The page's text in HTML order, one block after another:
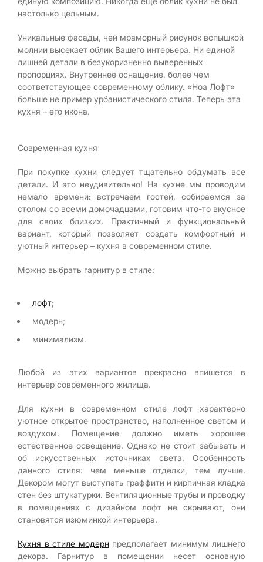
настолько цельным.
Уникальные фасады, чей мраморный рисунок вспышкой
молнии высекает облик Вашего интерьера. Ни единой
лишней детали в безукоризненно выверенных
пропорциях. Внутреннее оснащение, более чем
соответствующее современному облику. «Ноа Лофт»
больше не пример урбанистического стиля. Теперь эта
кухня – его икона.
Современная кухня
При покупке кухни следует тщательно обдумать все
детали. И это неудивительно! На кухне мы проводим
немало времени: встречаем гостей, собираемся за
столом со всеми домочадцами, готовим что-то вкусное
для своих близких. Практичный и функциональный
вариант, который позволяет создать комфортный и
уютный интерьер – кухня в современном стиле.
Можно выбрать гарнитур в стиле:
лофт;
модерн;
минимализм.
Любой из этих вариантов прекрасно впишется в
интерьер современного жилища.
Для кухни в современном стиле лофт характерно
уютное открытое пространство, наполненное светом и
воздухом. Помещение должно иметь хорошее
естественное освещение. Однако не стоит забывать и
об искусственных источниках света. Особенность
данного стиля: чем меньше отделки, тем лучше.
Декором могут выступать граффити и кирпичная кладка
стен без штукатурки. Вентиляционные трубы и проводку
в помещениях с дизайном лофт не скрывают, они
становятся изюминкой интерьера.
Кухня в стиле модерн предполагает минимум лишнего
декора. Гарнитур в помещении несет основную